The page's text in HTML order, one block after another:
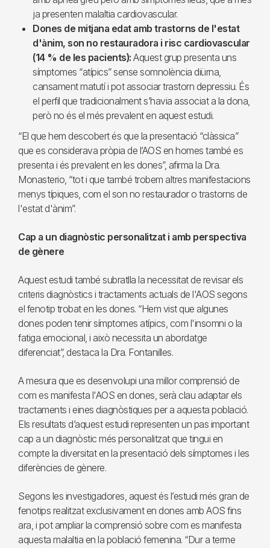
ja presenten malaltia cardiovascular.
Dones de mitjana edat amb trastorns de l'estat
d'ànim, son no restauradora i risc cardiovascular
(14 % de les pacients): Aquest grup presenta uns
símptomes “atípics” sense somnolència diürna,
cansament matutí i pot associar trastorn depressiu. És
el perfil que tradicionalment s’havia associat a la dona,
però no és el més prevalent en aquest estudi.
“El que hem descobert és que la presentació “clàssica”
que es considerava pròpia de l’AOS en homes també es
presenta i és prevalent en les dones”, afirma la Dra.
Monasterio, “tot i que també trobem altres manifestacions
menys típiques, com el son no restaurador o trastorns de
l'estat d'ànim”.
Cap a un diagnòstic personalitzat i amb perspectiva
de gènere
Aquest estudi també subratlla la necessitat de revisar els
criteris diagnòstics i tractaments actuals de l'AOS segons
el fenotip trobat en les dones. “Hem vist que algunes
dones poden tenir símptomes atípics, com l'insomni o la
fatiga emocional, i això necessita un abordatge
diferenciat”, destaca la Dra. Fontanilles.
A mesura que es desenvolupi una millor comprensió de
com es manifesta l'AOS en dones, serà clau adaptar els
tractaments i eines diagnòstiques per a aquesta població.
Els resultats d’aquest estudi representen un pas important
cap a un diagnòstic més personalitzat que tingui en
compte la diversitat en la presentació dels símptomes i les
diferències de gènere.
Segons les investigadores, aquest és l’estudi més gran de
fenotips realitzat exclusivament en dones amb AOS fins
ara, i pot ampliar la comprensió sobre com es manifesta
aquesta malaltia en la població femenina. “Dur a terme